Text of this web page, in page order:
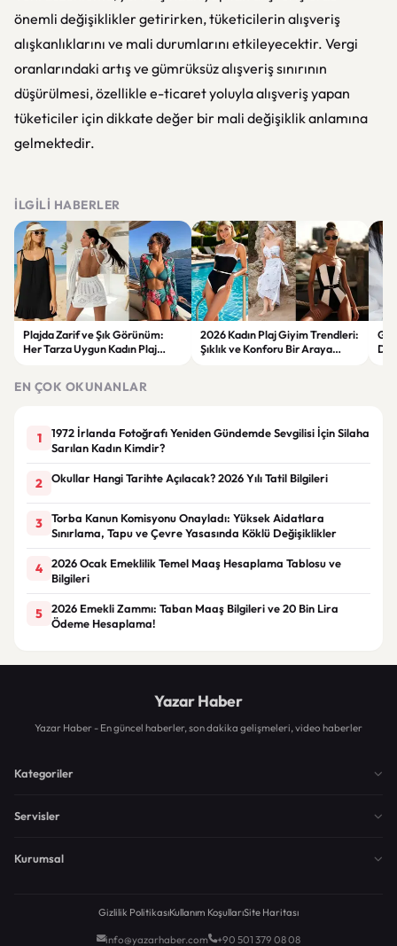
önemli değişiklikler getirirken, tüketicilerin alışveriş
alışkanlıklarını ve mali durumlarını etkileyecektir. Vergi
oranlarındaki artış ve gümrüksüz alışveriş sınırının
düşürülmesi, özellikle e-ticaret yoluyla alışveriş yapan
tüketiciler için dikkate değer bir mali değişiklik anlamına
gelmektedir.
İLGILI HABERLER
Plajda Zarif ve Şık Görünüm:
Her Tarza Uygun Kadın Plaj
2026 Kadın Plaj Giyim Trendleri:
Şıklık ve Konforu Bir Araya
EN ÇOK OKUNANLAR
1
1972 İrlanda Fotoğrafı Yeniden Gündemde Sevgilisi İçin Silaha
Sarılan Kadın Kimdir?
2 Okullar Hangi Tarihte Açılacak? 2026 Yılı Tatil Bilgileri
3
Torba Kanun Komisyonu Onayladı: Yüksek Aidatlara
Sınırlama, Tapu ve Çevre Yasasında Köklü Değişiklikler
4
2026 Ocak Emeklilik Temel Maaş Hesaplama Tablosu ve
Bilgileri
5
2026 Emekli Zammı: Taban Maaş Bilgileri ve 20 Bin Lira
Ödeme Hesaplama!
Yazar Haber
Yazar Haber - En güncel haberler, son dakika gelişmeleri, video haberler
Kategoriler
Servisler
Kurumsal
Gizlilik PolitikasıKullanım KoşullarıSite Haritası
info@yazarhaber.com +90 501 379 08 08